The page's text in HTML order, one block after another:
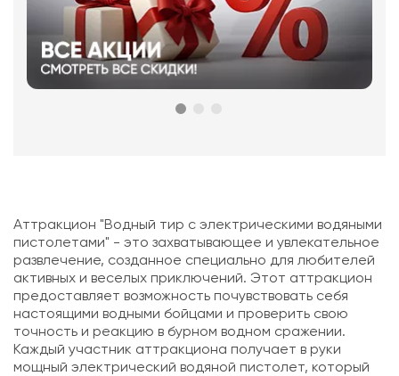
Аттракцион "Водный тир с электрическими водяными
пистолетами" - это захватывающее и увлекательное
развлечение, созданное специально для любителей
активных и веселых приключений. Этот аттракцион
предоставляет возможность почувствовать себя
настоящими водными бойцами и проверить свою
точность и реакцию в бурном водном сражении.
Каждый участник аттракциона получает в руки
мощный электрический водяной пистолет, который